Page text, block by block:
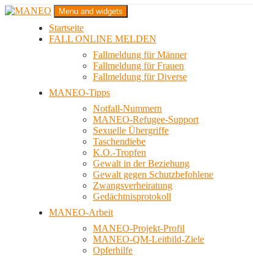
Zum
MANEO
Das schwule Anti-Gewalt-Projekt in Berlin
Menu and widgets
Startseite
FALL ONLINE MELDEN
Fallmeldung für Männer
Fallmeldung für Frauen
Fallmeldung für Diverse
MANEO-Tipps
Notfall-Nummern
MANEO-Refugee-Support
Sexuelle Übergriffe
Taschendiebe
K.O.-Tropfen
Gewalt in der Beziehung
Gewalt gegen Schutzbefohlene
Zwangsverheiratung
Gedächtnisprotokoll
MANEO-Arbeit
MANEO-Projekt-Profil
MANEO-QM-Leitbild-Ziele
Opferhilfe